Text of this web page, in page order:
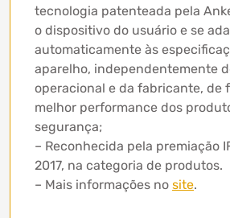
tecnologia patenteada pela
o dispositivo do usuário e se
automaticamente às
aparelho, independentemente
operacional e da fabricante, de
melhor performance dos
segurança;
– Reconhecida pela premiação
2017, na categoria de produtos.
– Mais informações no site.